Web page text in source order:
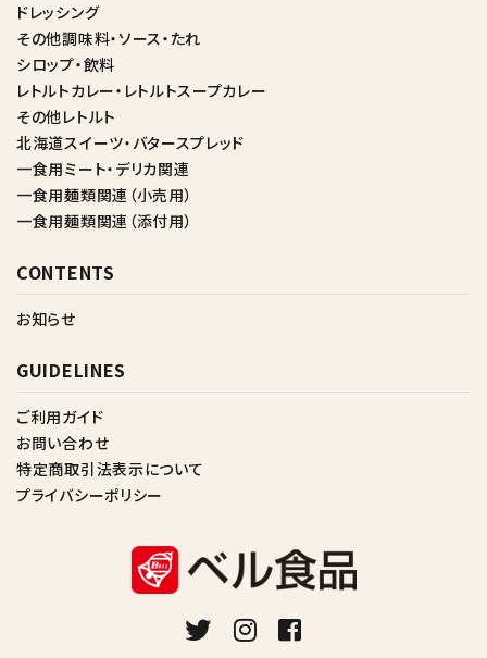
ドレッシング
その他調味料・ソース・たれ
シロップ・飲料
レトルトカレー・レトルトスープカレー
その他レトルト
北海道スイーツ・バタースプレッド
一食用ミート・デリカ関連
一食用麺類関連（小売用）
一食用麺類関連（添付用）
CONTENTS
お知らせ
GUIDELINES
ご利用ガイド
お問い合わせ
特定商取引法表示について
プライバシーポリシー